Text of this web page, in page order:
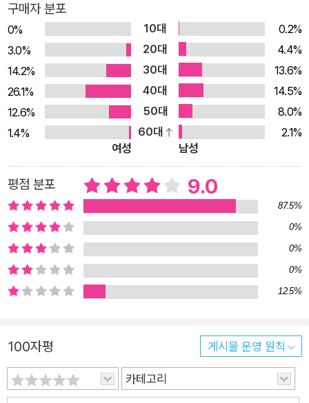
생했다. 부 자체보다 내적 수양, 자기 신뢰, 위기 돌파력, 습관의
힘 등 부의 언어를 물려주기 위해 쓴 책으로, 한 아빠가 아들에게
온 마음을 다해 알려주고 싶었던 지혜로 가득하다. 현재 삶에서
단단한 부를 일구고 싶은 사람들, 혹은 자식에게 부자의 태도를
물려주고 싶은 사람들이라면 ‘부자의 언어’를 들어보시길. 돈의
노예가 아닌 주인으로, ‘경제적 자유’를 얻기 위한 여정 경제적 어
려움은 늘 삶을 좀먹는다. 나아가 정신을 피폐하게 한다. 경제 위
기가 닥칠 때마다 사회 또한 불안해졌고 중산층이 얇아지면서 빈
곤은 누구에게나 닥칠 수 있는 문제가 되었다. 먹고살기 빠듯한
상황에서 부자가 되겠다는 결심을 허망한 꿈 정도로 치부하는 사
람들이 많다. 그렇게 우리는 자연스럽게 삶의 많은 것들을 포기하
고 살아간다. 하지만 우리에게는 고귀한 삶을 자유롭고 충만하게
살아갈 권리가 있다. 『부자의 언어』에서는 ‘부’에 대한 인식을 재
정립한다. ‘부’란 결코 이룰 수 없는 남의 것이며, 부자는 타고난
사람들만 될 수 있다는 생각, 또한 부를 원하는 삶은 타락하거나
적 안정 없이는 결코 인간적인 삶을 살 수 없으며 늘 불안, 공포와
싸워야 한다는 사실을 몸소 깨달았던 저자는 ‘부를 추구하는
삶’을 살아간 끝에 부동산 사업가로 큰 부를 이루었다. 돈의 노예
가 아닌 주인으로 살게 되면서 ‘부’ 자체가 ‘악’은 아니며, ‘부를 추
구매자 분포
0% 10대
0.2%
3.0%
20대
4.4%
14.2%
30대
13.6%
26.1%
40대
14.5%
12.6%
50대
8.0%
1.4%
60대
2.1%
여성
남성
평점 분포 9.0
87.5%
0%
0%
0%
12.5%
100자평 게시물 운영 원칙
카테고리